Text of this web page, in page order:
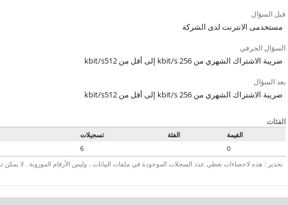
قبل السؤال
مستخدمى الانترنت لدى الشركة
السؤال الحرفي
ضريبة الاشتراك الشهري من kbit/s 256 إلى أقل من kbit/s512
بعد السؤال
ضريبة الاشتراك الشهري من kbit/s 256 إلى أقل من kbit/s512
الفئات
القيمة الفئة
تسجيلات
0
6
تحذير : هذه لاحصاءات تعطي عدد السجلات الموجودة في ملفات البيانات ، وليس الأرقام الموزونة . لا يمكن